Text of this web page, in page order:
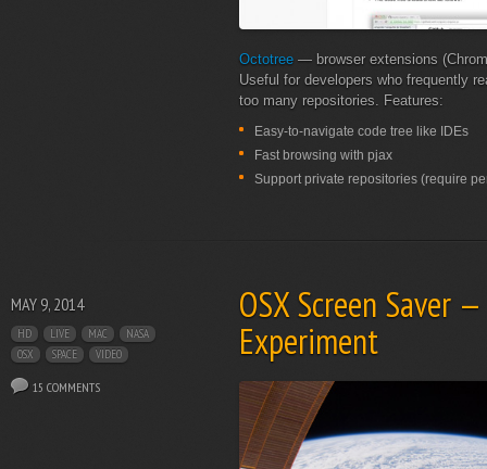
Octotree — browser extensions
Useful for developers who frequently
too many repositories. Features:
Easy-to-navigate code tree like IDEs
Fast browsing with pjax
Support private repositories (require
OSX Screen Saver
Experiment
MAY 9, 2014
HD LIVE MAC
NASA
OSX
SPACE VIDEO
15 COMMENTS